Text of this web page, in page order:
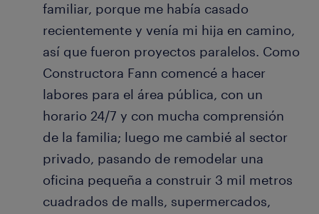
familiar, porque me había casado
recientemente y venía mi hija en camino,
así que fueron proyectos paralelos. Como
Constructora Fann comencé a hacer
labores para el área pública, con un
horario 24/7 y con mucha comprensión
de la familia; luego me cambié al sector
privado, pasando de remodelar una
oficina pequeña a construir 3 mil metros
cuadrados de malls, supermercados,